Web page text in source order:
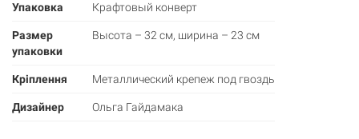
Упаковка Крафтовый конверт
Размер
упаковки
Высота – 32 см, ширина – 23 см
Кріплення Металлический крепеж под гвоздь
Дизайнер Ольга Гайдамака